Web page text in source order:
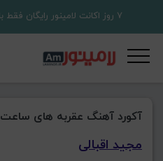
7 روز اکانت لامینور رایگان فقط با ثبت نام در سایت
آکورد آهنگ عقربه های ساعت
مجید اقبالی